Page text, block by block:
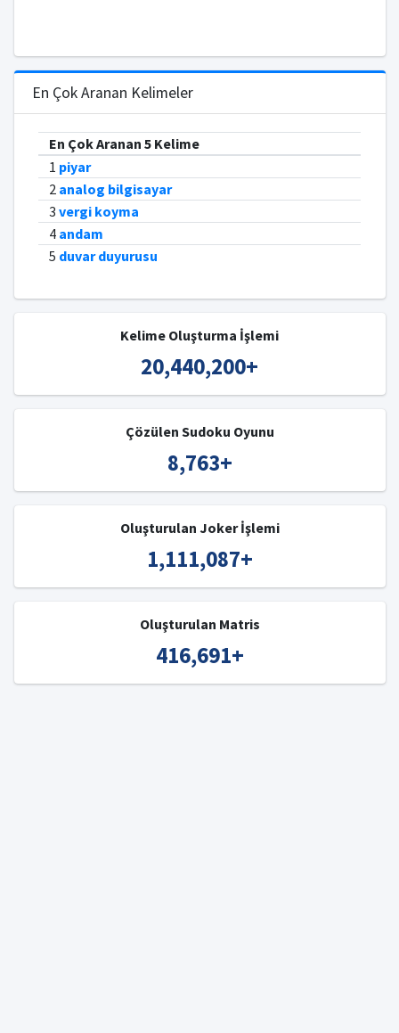
En Çok Aranan Kelimeler
En Çok Aranan 5 Kelime
1 piyar
2 analog bilgisayar
3 vergi koyma
4 andam
5 duvar duyurusu
Kelime Oluşturma İşlemi
20,440,200+
Çözülen Sudoku Oyunu
8,763+
Oluşturulan Joker İşlemi
1,111,087+
Oluşturulan Matris
416,691+